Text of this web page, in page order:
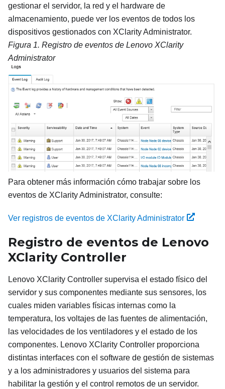
gestionar el servidor, la red y el hardware de
almacenamiento, puede ver los eventos de todos los
dispositivos gestionados con XClarity Administrator.
Figura 1. Registro de eventos de Lenovo XClarity
Administrator
Para obtener más información cómo trabajar sobre los
eventos de XClarity Administrator, consulte:
Ver registros de eventos de XClarity Administrator
Registro de eventos de Lenovo
XClarity Controller
Lenovo XClarity Controller supervisa el estado físico del
servidor y sus componentes mediante sus sensores, los
cuales miden variables físicas internas como la
temperatura, los voltajes de las fuentes de alimentación,
las velocidades de los ventiladores y el estado de los
componentes. Lenovo XClarity Controller proporciona
distintas interfaces con el software de gestión de sistemas
y a los administradores y usuarios del sistema para
habilitar la gestión y el control remotos de un servidor.